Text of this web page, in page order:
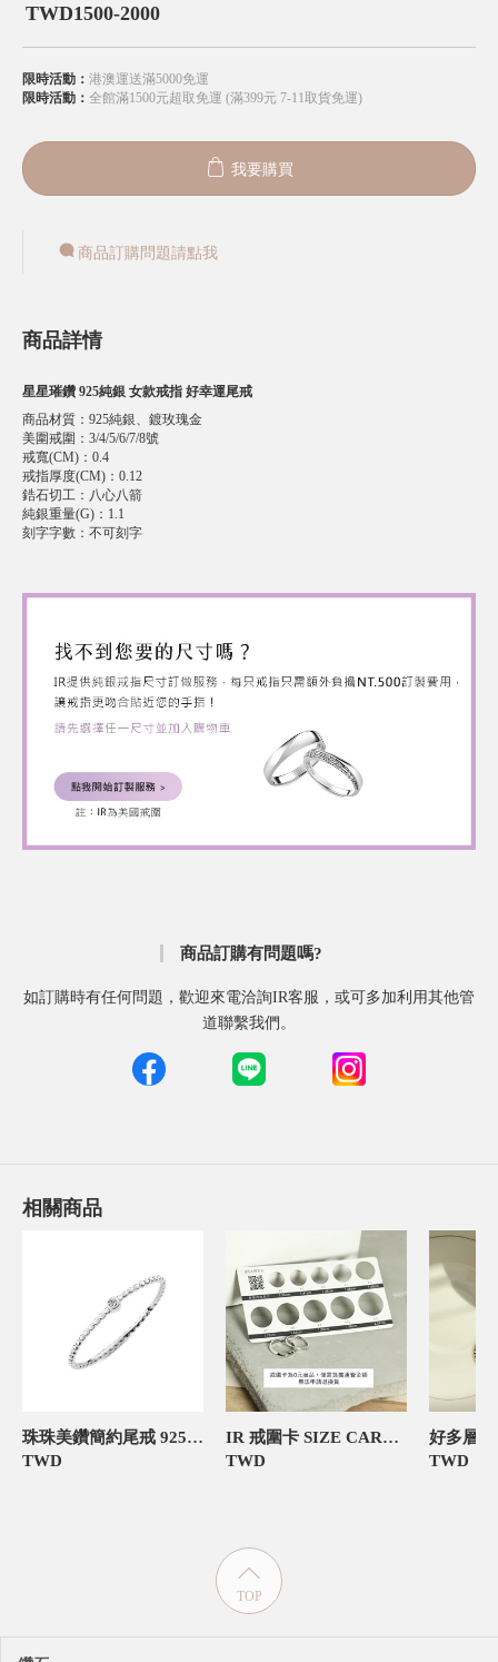
TWD1500-2000
限時活動： 港澳運送滿5000免運
限時活動： 全館滿1500元超取免運 (滿399元 7-11取貨免運)
我要購買
商品訂購問題請點我
商品詳情
星星璀鑽 925純銀 女款戒指 好幸運尾戒
商品材質 ： 925純銀、鍍玫瑰金
美圍戒圍 ： 3/4/5/6/7/8號
戒寬(CM) ： 0.4
戒指厚度(CM) ： 0.12
鋯石切工 ： 八心八箭
純銀重量(G) ： 1.1
刻字字數 ： 不可刻字
商品訂購有問題嗎?
如訂購時有任何問題，歡迎來電洽詢IR客服，或可多加利用其他管
道聯繫我們。
相關商品
珠珠美鑽簡約尾戒 925純銀 好幸運尾戒
TWD
IR 戒圍卡 SIZE CARD 飾品禮物包裝
TWD
TWD
TOP